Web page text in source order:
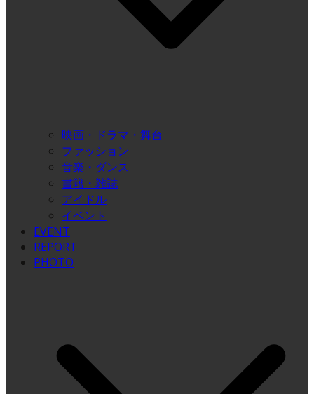
映画・ドラマ・舞台
ファッション
音楽・ダンス
書籍・雑誌
アイドル
イベント
EVENT
REPORT
PHOTO